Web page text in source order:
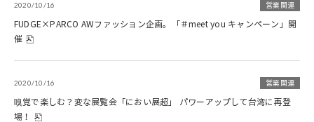
2020/10/16 営業関連
FUDGE×PARCO AWファッション企画。「＃meet you キャンペーン」開
催
2020/10/16 営業関連
嗅覚で楽しむ？変な展覧会「におい展超」 パワーアップして台湾に再登
場！